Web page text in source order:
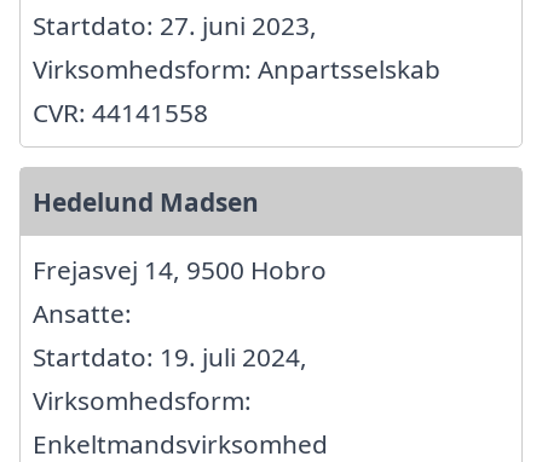
Startdato: 27. juni 2023,
Virksomhedsform: Anpartsselskab
CVR: 44141558
Hedelund Madsen
Frejasvej 14, 9500 Hobro
Ansatte:
Startdato: 19. juli 2024,
Virksomhedsform:
Enkeltmandsvirksomhed